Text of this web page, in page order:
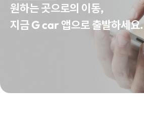
원하는 곳으로의 이동,
지금 G car 앱으로 출발하세요.